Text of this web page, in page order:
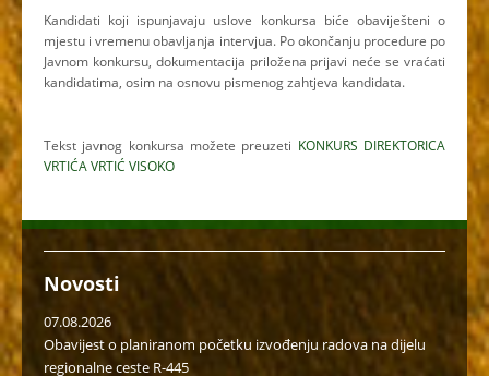
Kandidati koji ispunjavaju uslove konkursa biće obaviješteni o
mjestu i vremenu obavljanja intervjua. Po okončanju procedure po
Javnom konkursu, dokumentacija priložena prijavi neće se vraćati
kandidatima, osim na osnovu pismenog zahtjeva kandidata.
Tekst javnog konkursa možete preuzeti KONKURS DIREKTORICA
VRTIĆA VRTIĆ VISOKO
Novosti
07.08.2026
Obavijest o planiranom početku izvođenju radova na dijelu
regionalne ceste R-445